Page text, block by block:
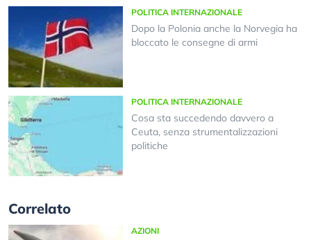
POLITICA INTERNAZIONALE
Dopo la Polonia anche la Norvegia ha
bloccato le consegne di armi
POLITICA INTERNAZIONALE
Cosa sta succedendo davvero a
Ceuta, senza strumentalizzazioni
politiche
Correlato
AZIONI